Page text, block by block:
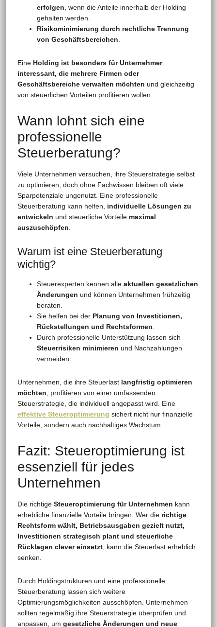
erfolgen , wenn die Anteile innerhalb der Holding
gehalten werden.
Risikominimierung durch rechtliche Trennung
von Geschäftsbereichen
Eine Holding ist besonders für Unternehmer
interessant, die mehrere Firmen oder
Geschäftsbereiche verwalten möchten und gleichzeitig
von steuerlichen Vorteilen profitieren wollen.
Wann lohnt sich eine
professionelle
Steuerberatung?
Viele Unternehmen versuchen, ihre Steuerstrategie selbst
zu optimieren, doch ohne Fachwissen bleiben oft viele
Sparpotenziale ungenutzt. Eine professionelle
Steuerberatung kann helfen, individuelle Lösungen zu
entwickeln und steuerliche Vorteile maximal
auszuschöpfen
Warum ist eine Steuerberatung
wichtig?
Steuerexperten kennen alle aktuellen gesetzlichen
Änderungen und können Unternehmen frühzeitig
beraten.
Sie helfen bei der Planung von Investitionen,
Rückstellungen und Rechtsformen
Durch professionelle Unterstützung lassen sich
Steuerrisiken minimieren und Nachzahlungen
vermeiden.
Unternehmen, die ihre Steuerlast langfristig optimieren
möchten , profitieren von einer umfassenden
Steuerstrategie, die individuell angepasst wird. Eine
effektive Steueroptimierung sichert nicht nur finanzielle
Vorteile, sondern auch nachhaltiges Wachstum.
Fazit: Steueroptimierung ist
essenziell für jedes
Unternehmen
Die richtige Steueroptimierung für Unternehmen kann
erhebliche finanzielle Vorteile bringen. Wer die richtige
Rechtsform wählt, Betriebsausgaben gezielt nutzt,
Investitionen strategisch plant und steuerliche
Rücklagen clever einsetzt, kann die Steuerlast erheblich
senken.
Durch Holdingstrukturen und eine professionelle
Steuerberatung lassen sich weitere
Optimierungsmöglichkeiten ausschöpfen. Unternehmen
sollten regelmäßig ihre Steuerstrategie überprüfen und
anpassen, um gesetzliche Änderungen und neue